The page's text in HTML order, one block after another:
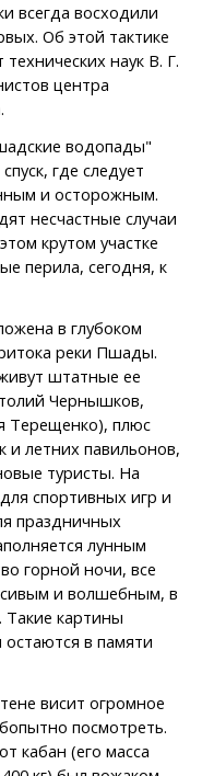
всегда восходили
Об этой тактике
наук В. Г.
центра
водопады"
где следует
и осторожным.
несчастные случаи
крутом участке
перила, сегодня, к
в глубоком
реки Пшады.
штатные ее
Чернышков,
Терещенко), плюс
и летних павильонов,
туристы. На
спортивных игр и
праздничных
лунным
горной ночи, все
и волшебным, в
Такие картины
в памяти
висит огромное
посмотреть.
кабан (его масса